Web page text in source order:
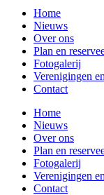
Home
Nieuws
Over ons
Plan en
Fotogalerij
Verenigingen
Contact
Home
Nieuws
Over ons
Plan en
Fotogalerij
Verenigingen
Contact